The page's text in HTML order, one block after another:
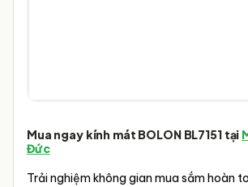
Mua ngay kính mát BOLON BL7151 tại
Đức
Trải nghiệm không gian mua sắm hoàn